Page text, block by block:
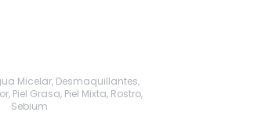
Micelar, Desmaquillantes,
, Piel Grasa, Piel Mixta, Rostro,
Sebium